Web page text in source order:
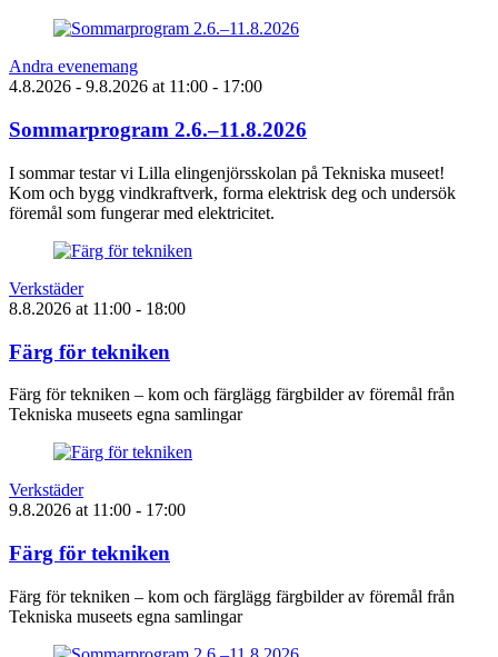
Andra evenemang
4.8.2026 - 9.8.2026 at 11:00 - 17:00
Sommarprogram 2.6.–11.8.2026
I sommar testar vi Lilla elingenjörsskolan på Tekniska museet!
Kom och bygg vindkraftverk, forma elektrisk deg och undersök
föremål som fungerar med elektricitet.
Verkstäder
8.8.2026 at 11:00 - 18:00
Färg för tekniken
Färg för tekniken – kom och färglägg färgbilder av föremål från
Tekniska museets egna samlingar
Verkstäder
9.8.2026 at 11:00 - 17:00
Färg för tekniken
Färg för tekniken – kom och färglägg färgbilder av föremål från
Tekniska museets egna samlingar